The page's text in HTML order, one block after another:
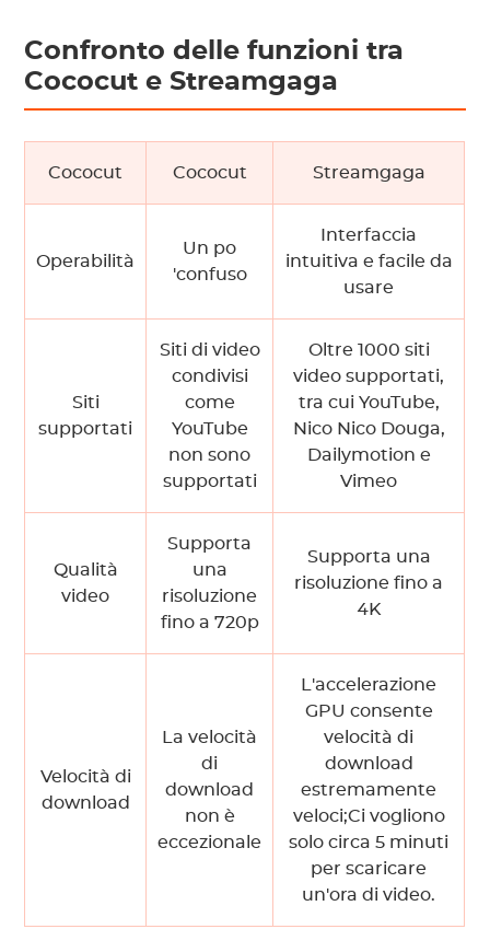
Confronto delle funzioni tra
Cococut e Streamgaga
Cococut Cococut Streamgaga
Operabilità
Un po
'confuso
Interfaccia
intuitiva e facile da
usare
Siti
supportati
Siti di video
condivisi
come
YouTube
non sono
supportati
Oltre 1000 siti
video supportati,
tra cui YouTube,
Nico Nico Douga,
Dailymotion e
Vimeo
Qualità
video
Supporta
una
risoluzione
fino a 720p
Supporta una
risoluzione fino a
4K
Velocità di
download
La velocità
di
download
non è
eccezionale
L'accelerazione
GPU consente
velocità di
download
estremamente
veloci;Ci vogliono
solo circa 5 minuti
per scaricare
un'ora di video.